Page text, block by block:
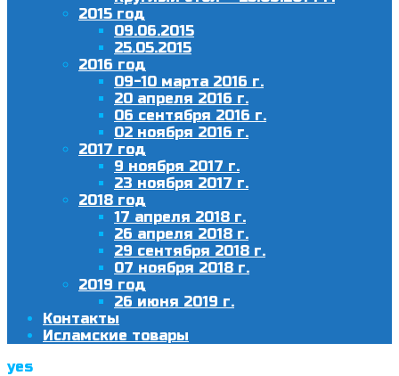
2015 год
09.06.2015
25.05.2015
2016 год
09-10 марта 2016 г.
20 апреля 2016 г.
06 сентября 2016 г.
02 ноября 2016 г.
2017 год
9 ноября 2017 г.
23 ноября 2017 г.
2018 год
17 апреля 2018 г.
26 апреля 2018 г.
29 сентября 2018 г.
07 ноября 2018 г.
2019 год
26 июня 2019 г.
Контакты
Исламские товары
yes